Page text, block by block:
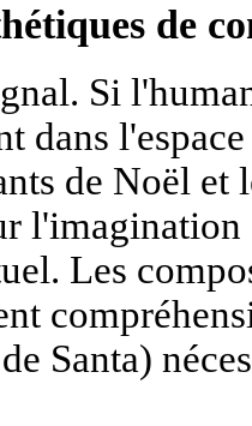
de
Si
dans
de Noël et
Les
Santa)